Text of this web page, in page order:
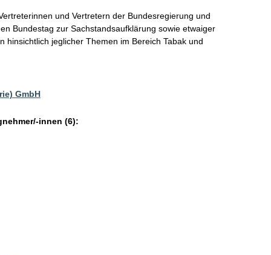
und Vertretern der Bundesregierung und
Bundestag zur Sachstandsaufklärung sowie etwaiger
hinsichtlich jeglicher Themen im Bereich Tabak und
GmbH
innen (6):